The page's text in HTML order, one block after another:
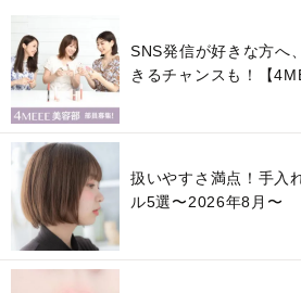
SNS発信が好きな方へ
きるチャンスも！【
扱いやすさ満点！手入
ル5選〜2026年8月〜